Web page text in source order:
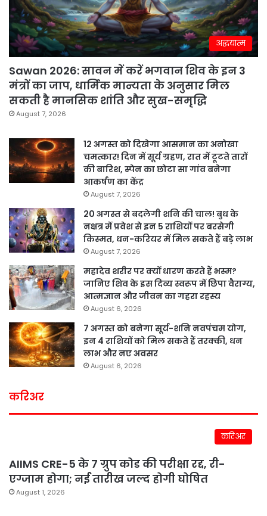
अद्धयात्म
Sawan 2026: सावन में करें भगवान शिव के इन 3
मंत्रों का जाप, धार्मिक मान्यता के अनुसार मिल
सकती है मानसिक शांति और सुख-समृद्धि
August 7, 2026
12 अगस्त को दिखेगा आसमान का अनोखा
चमत्कार! दिन में सूर्य ग्रहण, रात में टूटते तारों
की बारिश, स्पेन का छोटा सा गांव बनेगा
आकर्षण का केंद्र
August 7, 2026
20 अगस्त से बदलेगी शनि की चाल! बुध के
नक्षत्र में प्रवेश से इन 5 राशियों पर बरसेगी
किस्मत, धन-करियर में मिल सकते हैं बड़े लाभ
August 7, 2026
महादेव शरीर पर क्यों धारण करते हैं भस्म?
जानिए शिव के इस दिव्य स्वरूप में छिपा वैराग्य,
आत्मज्ञान और जीवन का गहरा रहस्य
August 6, 2026
7 अगस्त को बनेगा सूर्य-शनि नवपंचम योग,
इन 4 राशियों को मिल सकते हैं तरक्की, धन
लाभ और नए अवसर
August 6, 2026
करिअर
करिअर
AIIMS CRE-5 के 7 ग्रुप कोड की परीक्षा रद्द, री-
एग्जाम होगा; नई तारीख जल्द होगी घोषित
August 1, 2026